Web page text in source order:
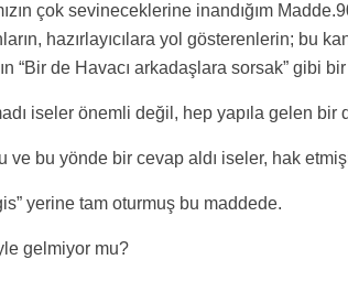
çok sevineceklerine inandığım
hazırlayıcılara yol gösterenlerin; bu
“Bir de Havacı arkadaşlara sorsak” gibi
iseler önemli değil, hep yapıla gelen bir
ve bu yönde bir cevap aldı iseler, hak
yerine tam oturmuş bu maddede.
gelmiyor mu?